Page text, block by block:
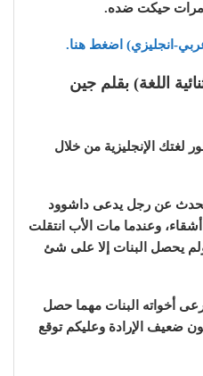
حيكت ضده.
انجليزي) اضغط هنا.
اللغة) بقلم جين
لغتك الإنجليزية من خلال
عن رجل يدعى داشوود
أشقاء، وعندما مات الأب انتقلت
يحصل البنات إلا على شئ
أخواته البنات مهما حصل
ضعيف الإرادة وعليكم توقع